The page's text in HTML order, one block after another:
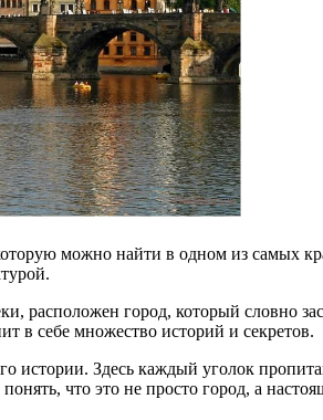
можно найти в одном из самых
расположен город, который словно
в себе множество историй и секретов.
истории. Здесь каждый уголок
что это не просто город, а